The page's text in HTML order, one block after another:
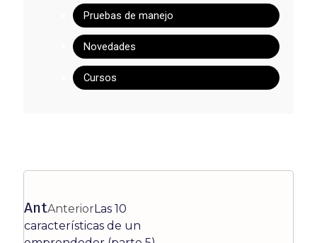
Pruebas de manejo
Novedades
Cursos
AntAnterior Las 10
características de un